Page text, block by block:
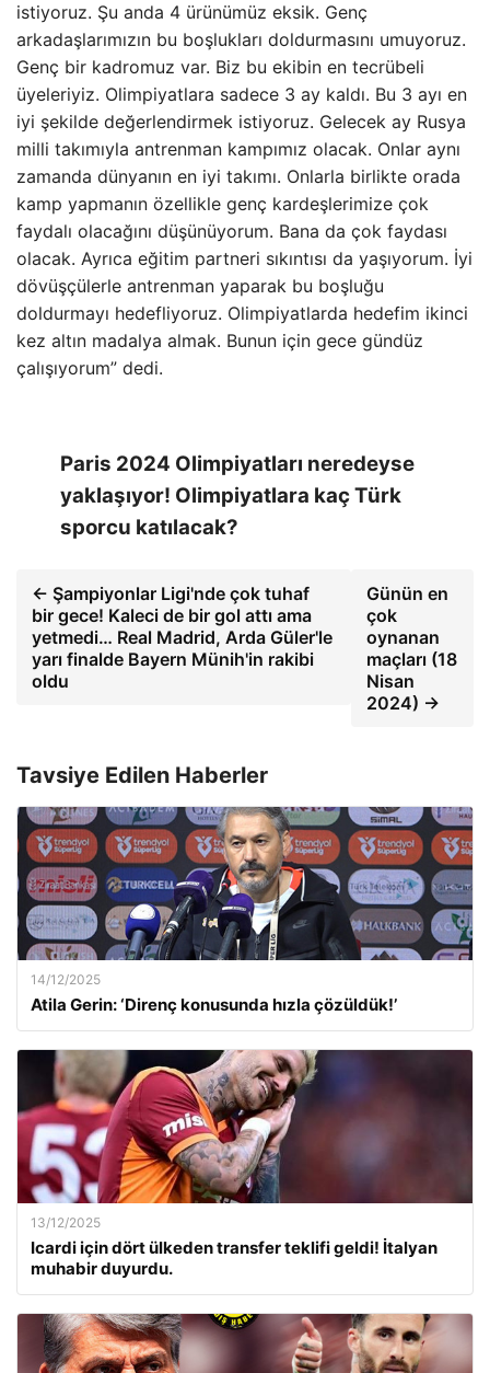
istiyoruz. Şu anda 4 ürünümüz eksik. Genç
arkadaşlarımızın bu boşlukları doldurmasını umuyoruz.
Genç bir kadromuz var. Biz bu ekibin en tecrübeli
üyeleriyiz. Olimpiyatlara sadece 3 ay kaldı. Bu 3 ayı en
iyi şekilde değerlendirmek istiyoruz. Gelecek ay Rusya
milli takımıyla antrenman kampımız olacak. Onlar aynı
zamanda dünyanın en iyi takımı. Onlarla birlikte orada
kamp yapmanın özellikle genç kardeşlerimize çok
faydalı olacağını düşünüyorum. Bana da çok faydası
olacak. Ayrıca eğitim partneri sıkıntısı da yaşıyorum. İyi
dövüşçülerle antrenman yaparak bu boşluğu
doldurmayı hedefliyoruz. Olimpiyatlarda hedefim ikinci
kez altın madalya almak. Bunun için gece gündüz
çalışıyorum” dedi.
Paris 2024 Olimpiyatları neredeyse
yaklaşıyor! Olimpiyatlara kaç Türk
sporcu katılacak?
← Şampiyonlar Ligi'nde çok tuhaf
bir gece! Kaleci de bir gol attı ama
yetmedi… Real Madrid, Arda Güler'le
yarı finalde Bayern Münih'in rakibi
oldu
Günün en
çok
oynanan
maçları (18
Nisan
2024) →
Tavsiye Edilen Haberler
14/12/2025
Atila Gerin: ‘Direnç konusunda hızla çözüldük!’
13/12/2025
Icardi için dört ülkeden transfer teklifi geldi! İtalyan
muhabir duyurdu.